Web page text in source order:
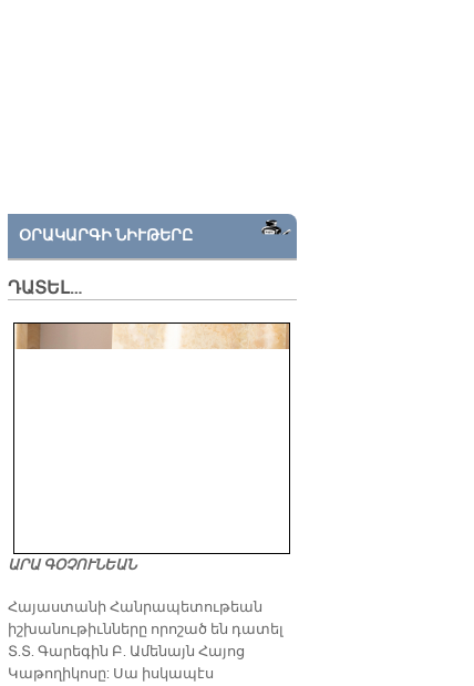
ՕՐԱԿԱՐԳԻ ՆԻՒԹԵՐԸ
ԴԱՏԵԼ…
ԱՐԱ ԳՕՉՈՒՆԵԱՆ
​Հայաստանի Հանրապետութեան
իշխանութիւնները որոշած են դատել
Տ.Տ. Գարեգին Բ. Ամենայն Հայոց
Կաթողիկոսը: Սա իսկապէս